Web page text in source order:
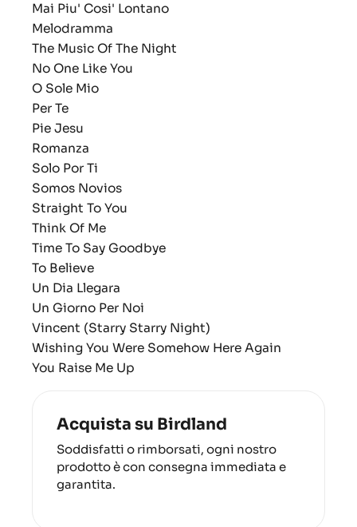
Mai Piu' Cosi' Lontano
Melodramma
The Music Of The Night
No One Like You
O Sole Mio
Per Te
Pie Jesu
Romanza
Solo Por Ti
Somos Novios
Straight To You
Think Of Me
Time To Say Goodbye
To Believe
Un Dia Llegara
Un Giorno Per Noi
Vincent (Starry Starry Night)
Wishing You Were Somehow Here Again
You Raise Me Up
Acquista su Birdland
Soddisfatti o rimborsati, ogni nostro
prodotto è con consegna immediata e
garantita.